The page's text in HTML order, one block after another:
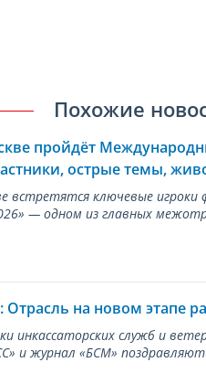
Похожие
пройдёт
острые темы,
встретятся ключевые
— одном из главных
Отрасль на новом этапе
инкассаторских служб и
и журнал «БСМ» поздравляют